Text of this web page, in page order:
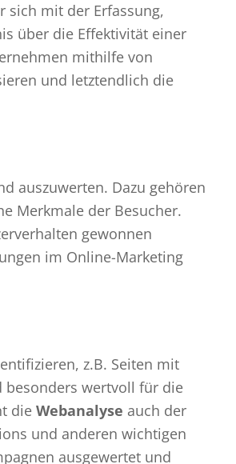
sich mit der Erfassung,
über die Effektivität einer
mithilfe von
und letztendlich die
auszuwerten. Dazu gehören
Merkmale der Besucher.
gewonnen
im Online-Marketing
z.B. Seiten mit
besonders wertvoll für die
die Webanalyse auch der
und anderen wichtigen
ausgewertet und